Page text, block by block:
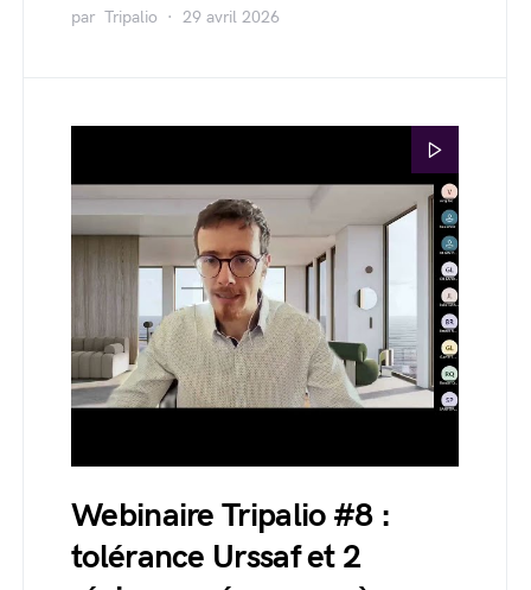
par Tripalio 29 avril 2026
Webinaire Tripalio #8 :
tolérance Urssaf et 2